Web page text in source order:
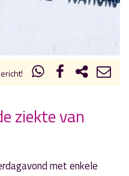
Fransen en
ziekte van
met enkele